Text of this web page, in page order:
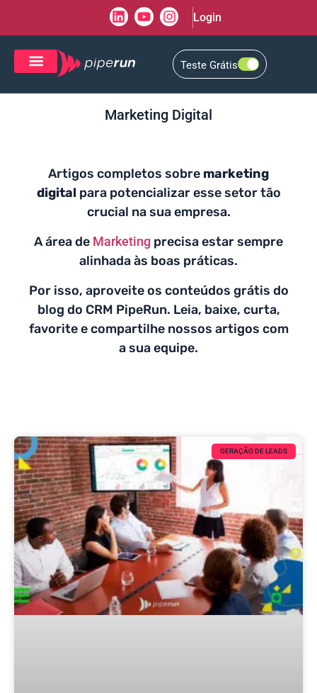
Login
Teste Grátis
Marketing Digital
Artigos completos sobre marketing
digital para potencializar esse setor tão
crucial na sua empresa.
A área de Marketing precisa estar sempre
alinhada às boas práticas.
Por isso, aproveite os conteúdos grátis do
blog do CRM PipeRun. Leia, baixe, curta,
favorite e compartilhe nossos artigos com
a sua equipe.
GERAÇÃO DE LEADS